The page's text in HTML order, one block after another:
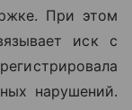
При этом
иск с
нарушений.